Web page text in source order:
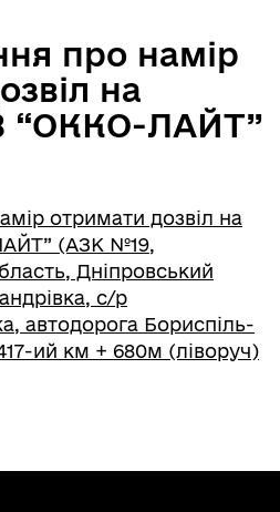
про намір
на
“ОККО-ЛАЙТ”
отримати дозвіл на
(АЗК №19,
Дніпровський
с/р
автодорога Бориспіль-
ий км + 680м (ліворуч)